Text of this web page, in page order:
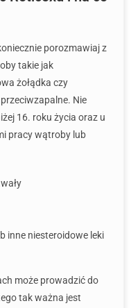
porozmawiaj z
takie jak
żołądka czy
Nie
16. roku życia oraz u
pracy wątroby lub
inne niesteroidowe leki
może prowadzić do
tak ważna jest